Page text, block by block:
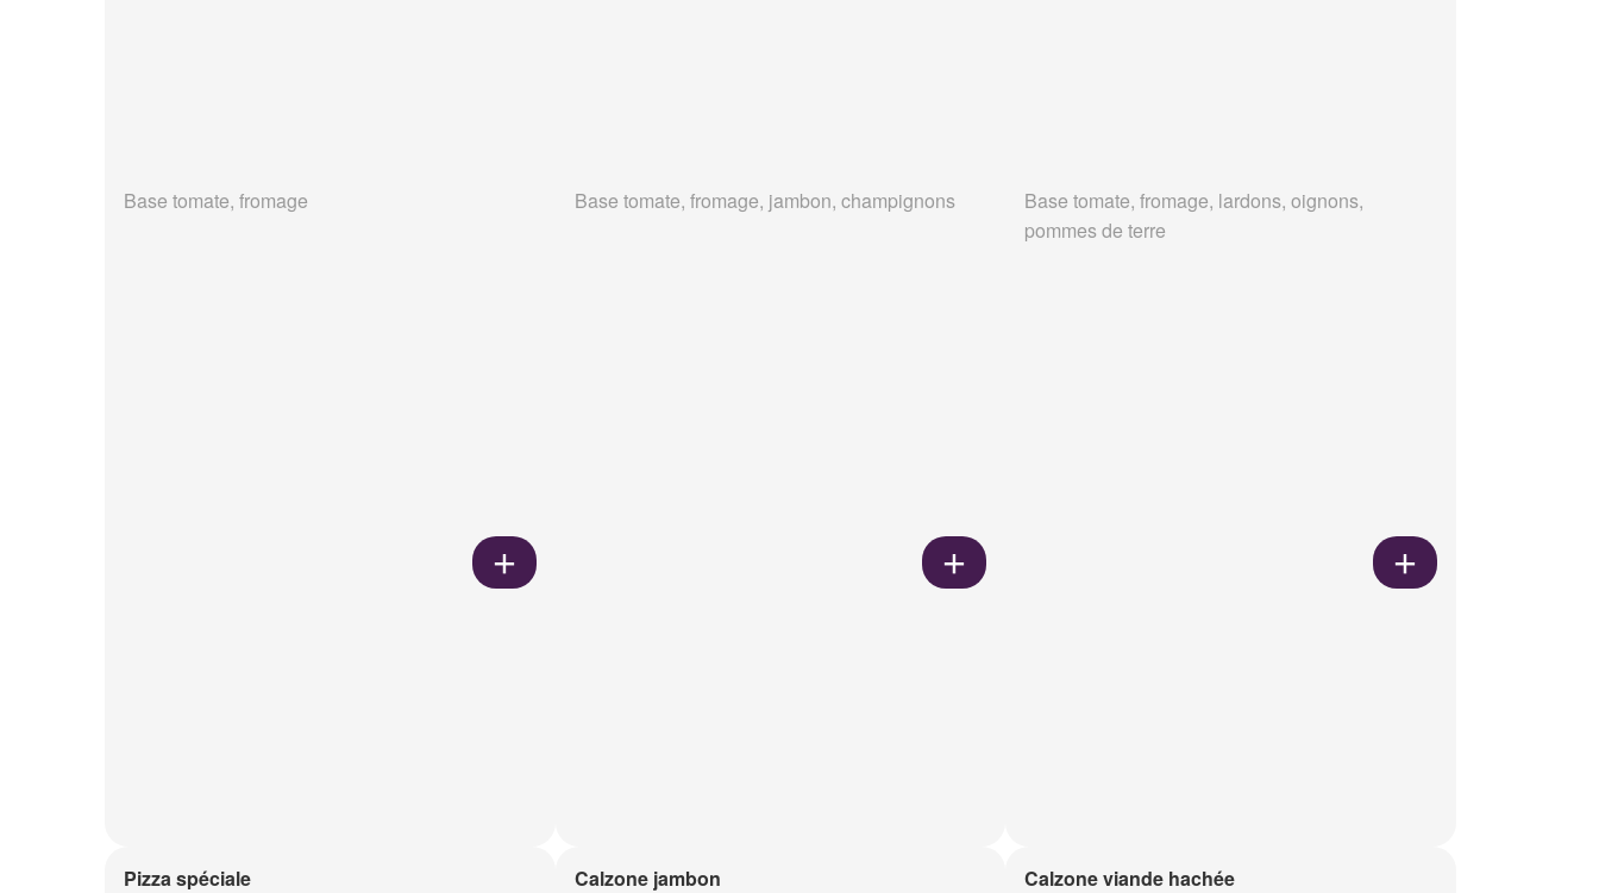
Base tomate, fromage Base tomate, fromage, jambon, champignons
Base tomate, fromage, lardons, oignons,
pommes de terre
Pizza spéciale Calzone jambon Calzone viande hachée